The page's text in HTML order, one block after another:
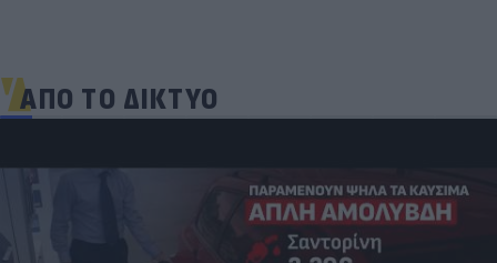
ΑΠΟ ΤΟ ΔΙΚΤΥΟ